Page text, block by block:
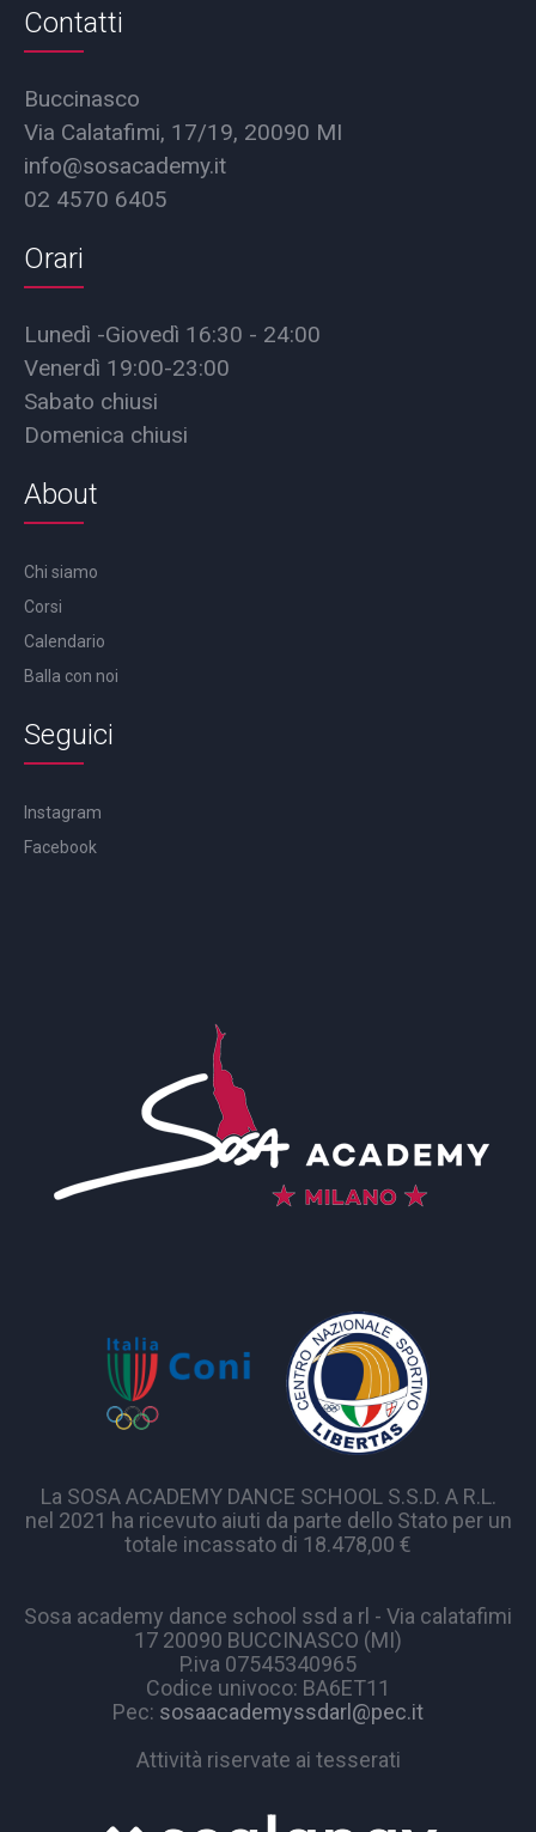
Contatti
Buccinasco
Via Calatafimi, 17/19, 20090 MI
info@sosacademy.it
02 4570 6405
Orari
Lunedì -Giovedì 16:30 - 24:00
Venerdì 19:00-23:00
Sabato chiusi
Domenica chiusi
About
Chi siamo
Corsi
Calendario
Balla con noi
Seguici
Instagram
Facebook
La SOSA ACADEMY DANCE SCHOOL S.S.D. A R.L.
nel 2021 ha ricevuto aiuti da parte dello Stato per un
totale incassato di 18.478,00 €
Sosa academy dance school ssd a rl - Via calatafimi
17 20090 BUCCINASCO (MI)
P.iva 07545340965
Codice univoco: BA6ET11
Pec: sosaacademyssdarl@pec.it
Attività riservate ai tesserati